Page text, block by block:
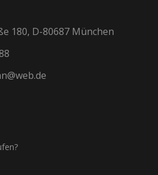
180, D-80687 München